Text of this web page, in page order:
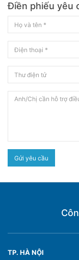
Điền phiếu yêu
Gửi yêu cầu
TP. HÀ NỘI